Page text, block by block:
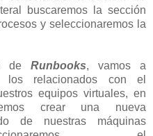
buscaremos la sección
y seleccionaremos la
deRunbooks, vamos a
los relacionados con el
equipos virtuales, en
crear una nueva
de nuestras máquinas